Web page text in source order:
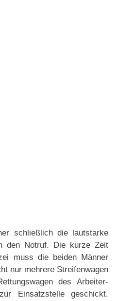
schließlich die lautstarke
den Notruf. Die kurze Zeit
muss die beiden Männer
nur mehrere Streifenwagen
des Arbeiter-
Einsatzstelle geschickt.